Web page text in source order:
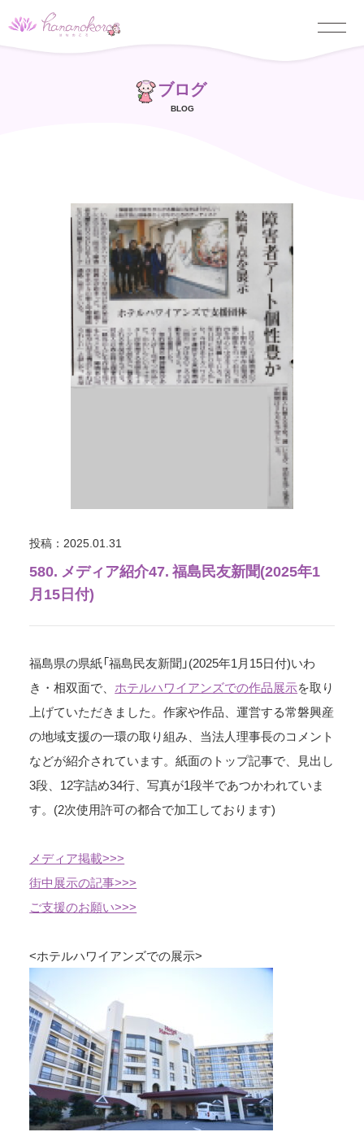
ブログ
BLOG
投稿：2025.01.31
580. メディア紹介47. 福島民友新聞(2025年1
月15日付)
福島県の県紙「福島民友新聞」(2025年1月15日付)いわ
き・相双面で、ホテルハワイアンズでの作品展示を取り
上げていただきました。作家や作品、運営する常磐興産
の地域支援の一環の取り組み、当法人理事長のコメント
などが紹介されています。紙面のトップ記事で、見出し
3段、12字詰め34行、写真が1段半であつかわれていま
す。(2次使用許可の都合で加工しております)
メディア掲載>>>
街中展示の記事>>>
ご支援のお願い>>>
<ホテルハワイアンズでの展示>